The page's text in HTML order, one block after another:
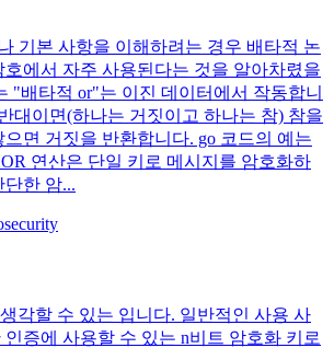
기본 사항을 이해하려는 경우 배타적 논
에서 자주 사용된다는 것을 알아차렸을
"배타적 or"는 이진 데이터에서 작동합니
대이면(하나는 거짓이고 하나는 참) 참을
면 거짓을 반환합니다. go 코드의 예는
연산은 단일 키로 메시지를 암호화하
단한 암...
security
각할 수 있는 입니다. 일반적인 사용 사
증에 사용할 수 있는 n비트 암호화 키로